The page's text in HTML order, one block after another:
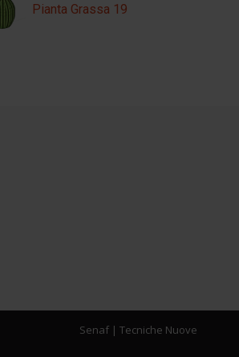
Pianta Grassa 19
Senaf| Tecniche Nuove